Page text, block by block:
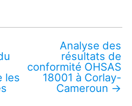
les
Analyse des
résultats de
conformité OHSAS
18001 à Corlay-
Cameroun →